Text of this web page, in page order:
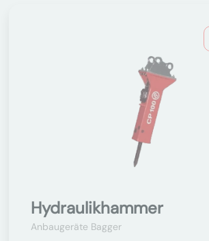
Hydraulikhammer
Anbaugeräte Bagger